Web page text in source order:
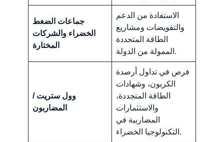
جماعات الضغط
الخضراء والشركات
المختارة
الاستفادة من الدعم
والتفويضات ومشاريع
الطاقة المتجددة
الممولة من الدولة.
وول ستريت /
المضاربون
فرص في تداول أرصدة
الكربون، وشهادات
الطاقة المتجددة،
والاستثمارات
المضاربية في
التكنولوجيا الخضراء.